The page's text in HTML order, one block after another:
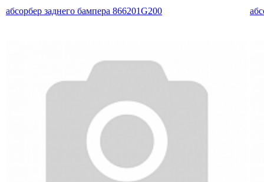
абсорбер заднего бампера 866201G200